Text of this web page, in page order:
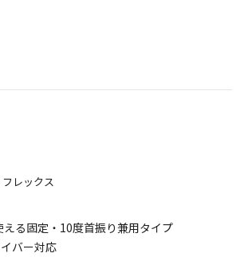
レックス
る固定・10度首振り兼用タイプ
バー対応